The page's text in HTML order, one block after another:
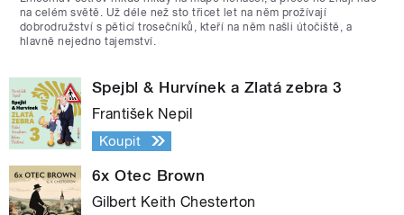
na celém světě. Už déle než sto třicet let na něm prožívají
dobrodružství s pěticí trosečníků, kteří na něm našli útočiště, a
hlavně nejedno tajemství.
Spejbl & Hurvínek a Zlatá zebra 3
František Nepil
Koupit
6x Otec Brown
Gilbert Keith Chesterton